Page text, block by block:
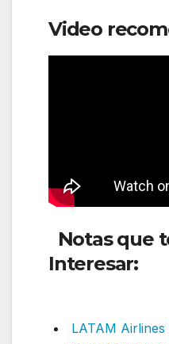
Video
Notas que
Interesar:
LATAM